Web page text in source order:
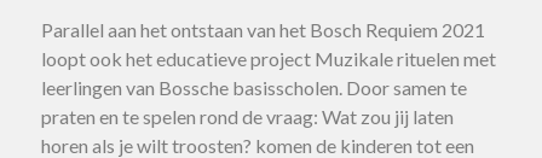
Parallel aan het ontstaan van het Bosch Requiem 2021
loopt ook het educatieve project Muzikale rituelen met
leerlingen van Bossche basisscholen. Door samen te
praten en te spelen rond de vraag: Wat zou jij laten
horen als je wilt troosten? komen de kinderen tot een